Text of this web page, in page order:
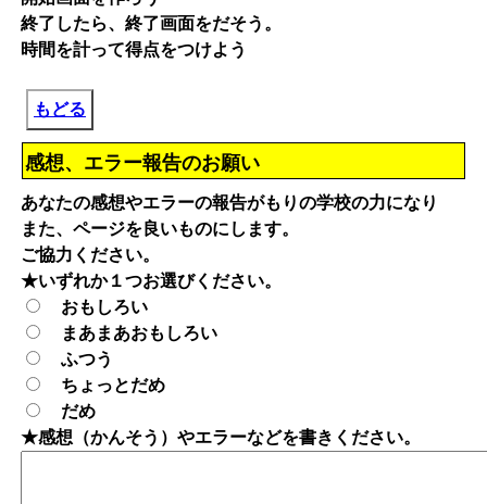
終了したら、終了画面をだそう。
時間を計って得点をつけよう
もどる
感想、エラー報告のお願い
あなたの感想やエラーの報告がもりの学校の力になり
また、ページを良いものにします。
ご協力ください。
★いずれか１つお選びください。
おもしろい
まあまあおもしろい
ふつう
ちょっとだめ
だめ
★感想（かんそう）やエラーなどを書きください。